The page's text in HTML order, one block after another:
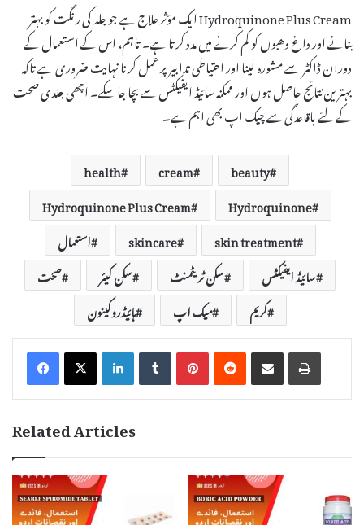
Hydroquinone Plus Cream ایک مؤثر علاج ہے جو جلد کی رنگت کو بہتر
بنانے اور داغ دھبوں کو کم کرنے میں مدد کرتا ہے۔ تاہم، اس کے استعمال کے
دوران ڈاکٹر سے مشورہ لینا اور احتیاطی تدابیر پر عمل کرنا نہایت ضروری ہے تاکہ
بہترین نتائج حاصل ہوں اور ممکنہ سائیڈ ایفیکٹس سے بچا جا سکے۔ اچھی جلدی صحت
کے لئے باقاعدگی سے چیک اپ بھی اہم ہے۔
beauty
cream
health
Hydroquinone
Hydroquinone Plus Cream
skin treatment
skincare
استعمال
سائیڈ ایفیکٹس
سکن ٹریٹمنٹ سکن کیئر
صحت
کریم
میک اپ ہائیڈروکینون
LinkedInTumblrPinterestReddit Share via Email Print
Related Articles